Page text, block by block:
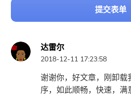
提交表单
达雷尔
2018-12-11 17:23:58
谢谢你，好文章，刚卸载
序，如此顺畅，快速，满